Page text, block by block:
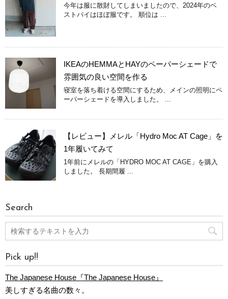
今年は服に散財してしまいましたので、2024年のベ
ストバイはほぼ服です。 順位は ...
IKEAのHEMMAとHAYのペーパーシェードで
雰囲気の良い空間を作る
寝室を落ち着ける空間にするため、メインの照明にペ
ーパーシェードを導入しました。 ...
【レビュー】メレル「Hydro Moc AT Cage」を
1年履いてみて
1年前にメレルの「HYDRO MOC AT CAGE」を購入
しました。 長期間履 ...
Search
Pick up!!
The Japanese House『The Japanese House』
美しすぎる名曲の数々。